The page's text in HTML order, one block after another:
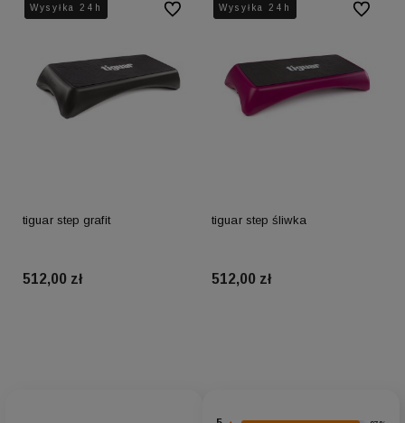
Wysyłka 24h
Wysyłka 24h
tiguar step grafit
512,00 zł
Do ulubionychWysyłka 24h
Wysyłka 24h
tiguar step śliwka
512,00 zł
Do